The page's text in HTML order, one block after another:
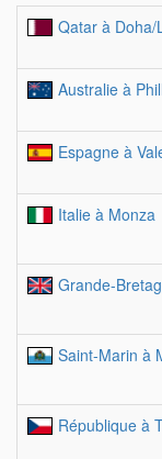
Qatar à Doha/
Australie à
Espagne à
Italie à Monza
Grande-
Saint-Marin à
République à